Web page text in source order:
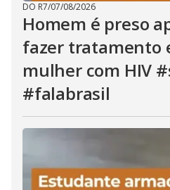
DO R7/07/08/2026
Homem é preso
fazer tratamento
mulher com HIV
#falabrasil